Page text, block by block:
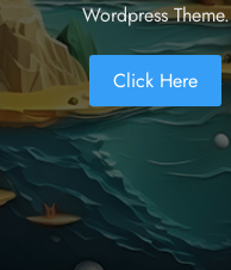
Wordpress Theme.
Click Here